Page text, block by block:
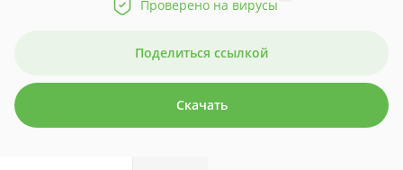
Проверено на вирусы
Поделиться ссылкой
Скачать